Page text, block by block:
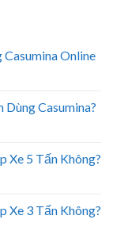
Online
Dùng Casumina?
Xe 5 Tấn Không?
Xe 3 Tấn Không?